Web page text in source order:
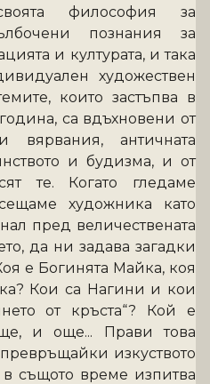
философия за
познания за
и културата, и така
художествен
които застъпва в
са вдъхновени от
вярвания, античната
и будизма, и от
те. Когато гледаме
художника като
пред величествената
да ни задава загадки
е Богинята Майка, коя
Кои са Нагини и кои
от кръста“? Кой е
и още... Прави това
изкуството
същото време изпитва